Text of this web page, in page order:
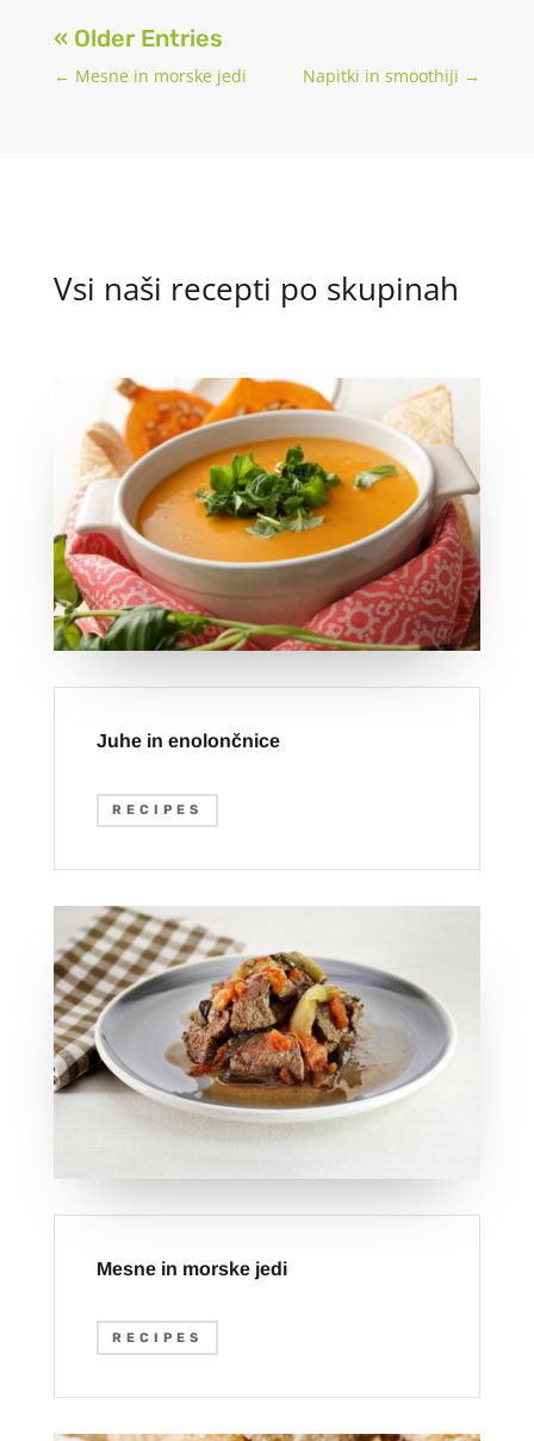
« Older Entries
← Mesne in morske jedi Napitki in smoothiji →
Vsi naši recepti po skupinah
Juhe in enolončnice
RECIPES
Mesne in morske jedi
RECIPES